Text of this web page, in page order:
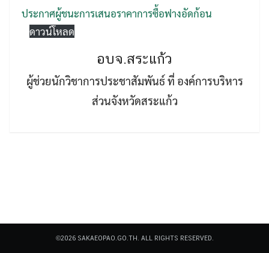
Search
for:
Search
ประกาศผู้ชนะการเสนอราคาการซื้อฟางอัดก้อน
ดาวน์โหลด
อบจ.สระแก้ว
ผู้ช่วยนักวิชาการประชาสัมพันธ์ ที่ องค์การบริหาร
ส่วนจังหวัดสระแก้ว
©2026 SAKAEOPAO.GO.TH. ALL RIGHTS RESERVED.